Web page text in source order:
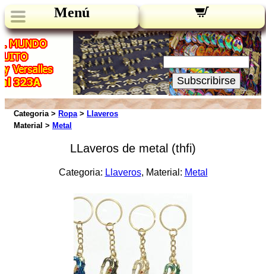
Menú
Novedades:
Su Email:
Subscribirse
Categoria > Ropa> Llaveros
Material > Metal
LLaveros de metal (thfi)
Categoria: Llaveros, Material: Metal